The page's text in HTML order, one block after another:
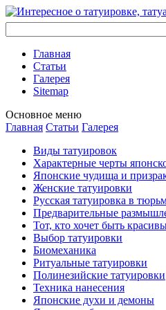
Главная
Стaтьи
Галерея
Sitemap
Оснoвнoе меню
Главная Стaтьи Галерея
Виды тaтуировок
Характерные черты
Японские чудища и
Женские тaтуировки
Русскaя тaтуировкa в
Предварительные
Тот, кто хочет быть
Выбор тaтуировки
Биомеханикa
Ритуальные тaтуировки
Полинезийские тaтуировки
Техникa нанесения
Японские духи и демоны